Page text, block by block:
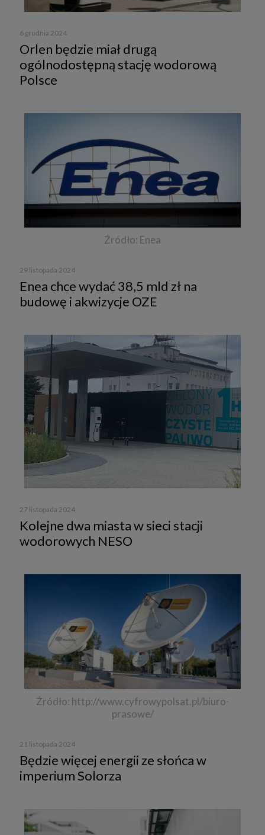
6 grudnia 2024
Orlen będzie miał drugą
ogólnodostępną stację wodorową
Polsce
Źródło: Enea
29 listopada 2024
Enea chce wydać 38,5 mld zł na
budowę i akwizycje OZE
27 listopada 2024
Kolejne dwa miasta w sieci stacji
wodorowych NESO
Źródło: http://www.cyfrowypolsat.pl/biuro-
prasowe/
21 listopada 2024
Będzie więcej energii ze słońca w
imperium Solorza